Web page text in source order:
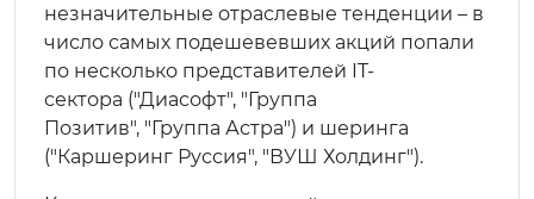
незначительные отраслевые тенденции – в
число самых подешевевших акций попали
по несколько представителей IT-
сектора ("Диасофт", "Группа
Позитив", "Группа Астра") и шеринга
("Каршеринг Руссия", "ВУШ Холдинг").